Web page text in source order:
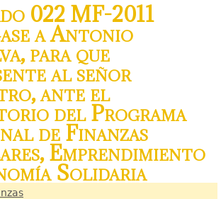
022 MF-2011
a Antonio
para que
al señor
ante el
del Programa
de Finanzas
Emprendimiento
Solidaria